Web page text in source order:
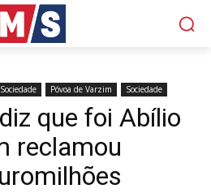
Póvoa de Varzim Sociedade
que foi Abílio
reclamou